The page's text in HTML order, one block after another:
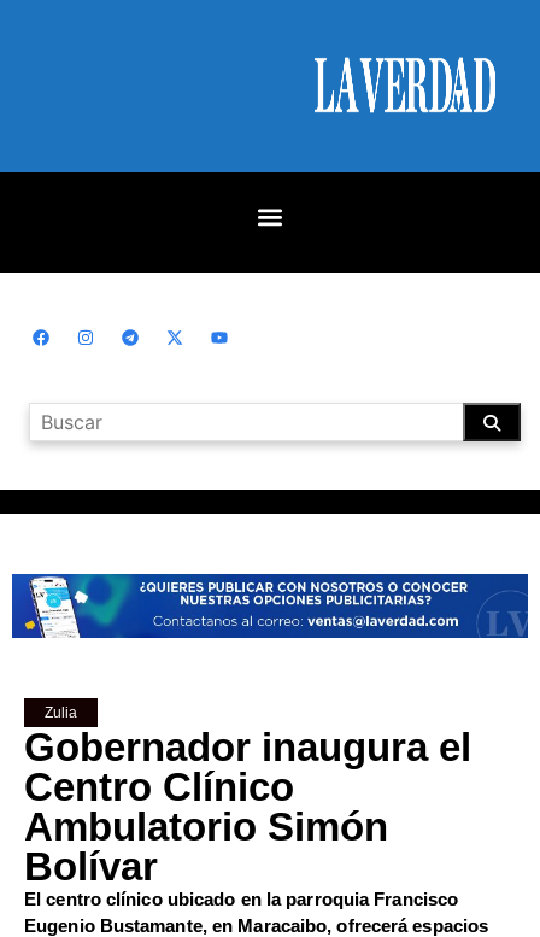
Zulia
Gobernador inaugura el
Centro Clínico
Ambulatorio Simón
Bolívar
El centro clínico ubicado en la parroquia Francisco
Eugenio Bustamante, en Maracaibo, ofrecerá espacios